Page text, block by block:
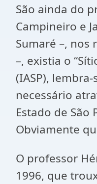
São ainda do
Campineiro e
Sumaré –, nos
–, existia o
(IASP),
necessário
Estado de São
Obviamente
O professor
1996, que